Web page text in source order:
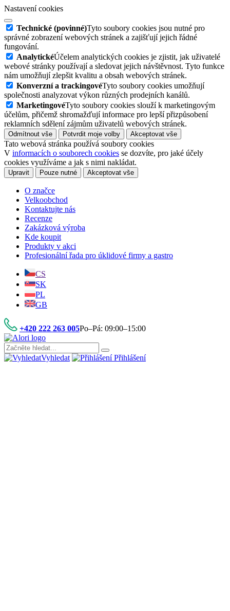
Nastavení cookies
Technické (povinné)Tyto soubory cookies jsou nutné pro
správné zobrazení webových stránek a zajišťují jejich řádné
fungování.
AnalytickéÚčelem analytických cookies je zjistit, jak uživatelé
webové stránky používají a sledovat jejich návštěvnost. Tyto funkce
nám umožňují zlepšit kvalitu a obsah webových stránek.
Konverzní a trackingovéTyto soubory cookies umožňují
společnosti analyzovat výkon různých prodejních kanálů.
MarketingovéTyto soubory cookies slouží k marketingovým
účelům, přičemž shromažďují informace pro lepší přizpůsobení
reklamních sdělení zájmům uživatelů webových stránek.
Odmítnout vše Potvrdit moje volby Akceptovat vše
Tato webová stránka používá soubory cookies
V informacích o souborech cookies se dozvíte, pro jaké účely
cookies využíváme a jak s nimi nakládat.
Upravit Pouze nutné Akceptovat vše
O značce
Velkoobchod
Kontaktujte nás
Recenze
Zakázková výroba
Kde koupit
Produkty v akci
Profesionální řada pro úklidové firmy a gastro
CS
SK
PL
GB
+420 222 263 005Po–Pá: 09:00–15:00
Vyhledat Přihlášení